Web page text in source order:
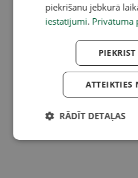
piekrišanu jebkurā
iestatījumi. Privātuma
ATTEIKTIES
RĀDĪT DETAĻAS